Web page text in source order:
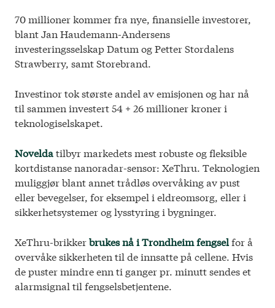
© 2026 Investinor
Arkiv Cookie Policy
70 millioner kommer fra nye, finansielle investorer,
blant Jan Haudemann-Andersens
investeringsselskap Datum og Petter Stordalens
Strawberry, samt Storebrand.
Investinor tok største andel av emisjonen og har nå
til sammen investert 54 + 26 millioner kroner i
teknologiselskapet.
Noveldatilbyr markedets mest robuste og fleksible
kortdistanse nanoradar-sensor: XeThru. Teknologien
muliggjør blant annet trådløs overvåking av pust
eller bevegelser, for eksempel i eldreomsorg, eller i
sikkerhetsystemer og lysstyring i bygninger.
XeThru-brikkerbrukes nå i Trondheim fengselfor å
overvåke sikkerheten til de innsatte på cellene. Hvis
de puster mindre enn ti ganger pr. minutt sendes et
alarmsignal til fengselsbetjentene.